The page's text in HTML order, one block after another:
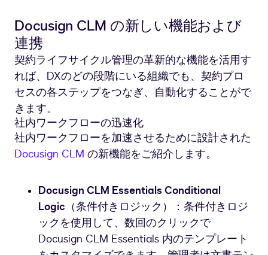
Docusign CLM の新しい機能および
連携
契約ライフサイクル管理の革新的な機能を活用す
れば、DXのどの段階にいる組織でも、契約プロ
セスの各ステップをつなぎ、自動化することがで
きます。
社内ワークフローの迅速化
社内ワークフローを加速させるために設計された
Docusign CLM の新機能をご紹介します。
Docusign CLM Essentials Conditional
Logic （条件付きロジック）：条件付きロジ
ックを使用して、数回のクリックで
Docusign CLM Essentials 内のテンプレート